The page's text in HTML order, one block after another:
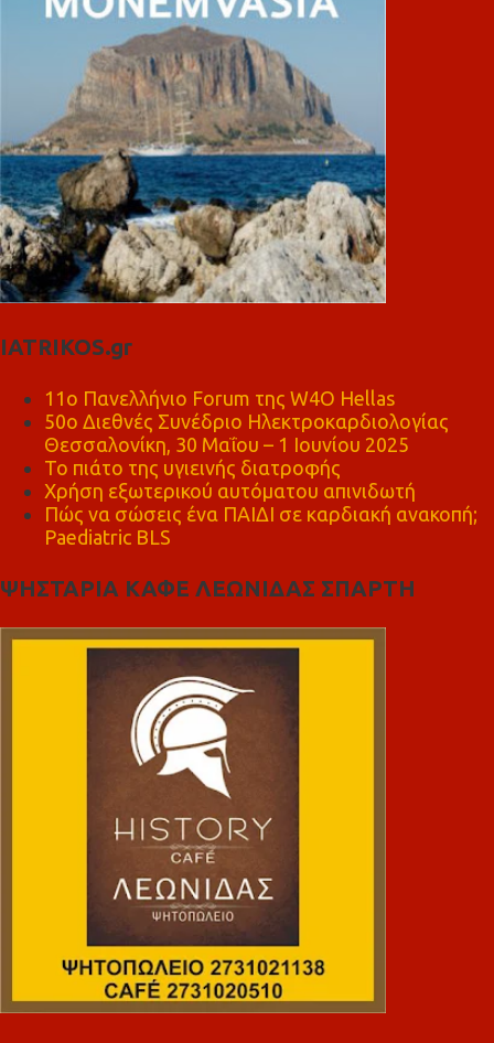
IATRIKOS.gr
11ο Πανελλήνιο Forum της W4O Hellas
50ο Διεθνές Συνέδριο Ηλεκτροκαρδιολογίας
Θεσσαλονίκη, 30 Μαΐου – 1 Ιουνίου 2025
Το πιάτο της υγιεινής διατροφής
Χρήση εξωτερικού αυτόματου απινιδωτή
Πώς να σώσεις ένα ΠΑΙΔΙ σε καρδιακή ανακοπή;
Paediatric BLS
ΨΗΣΤΑΡΙΑ ΚΑΦΕ ΛΕΩΝΙΔΑΣ ΣΠΑΡΤΗ